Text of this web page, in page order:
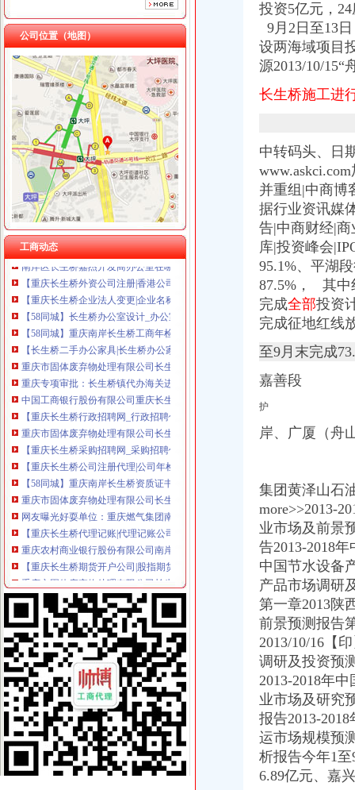
重庆市冰岛科技发展有限公司 渝沙50万 （进出口权）
重庆华康假肢矫形有限公司 渝中120万 （增资）
公司位置（地图）
工商动态
长生桥办公司
中国长生桥表面处理黄页|名录_中国长生桥表面处理公司|厂家-八方资
长政办〔2016〕124号长垣县人民办公室关于印发长垣县2016年今
【广东长宏路桥有限公司办公环境】广东长宏路桥有限公司工作环境如
中国长跨度铝合金天桥——北京东单北天桥开通_深圳新闻网
非洲小伙挂帅温江“洋河长”有空就巡河爱管“闲事儿”_央广网
长生桥-搜百科
重庆市固体废弃物处理有限公司长生桥垃圾卫生填埋场_【电话地址_招
南岸区长生桥嘉杰开发商办公室在哪的？-买房-房天下问答
【重庆长生桥外资公司注册|香港公司注册|离岸公司注册】-重庆赶集网
【重庆长生桥企业法人变更|企业名称变更|企业地址变更】-重庆赶集网
【58同城】长生桥办公室设计_办公室装修公司_办公室装修价格
【58同城】重庆南岸长生桥工商年检_工商营业执照年检
【长生桥二手办公家具|长生桥办公家具公司】-今题长生桥办公家具网
重庆市固体废弃物处理有限公司长生桥垃圾卫生填埋场
重庆专项审批：长生桥镇代办海关进出口许可\餐饮服务许可\道路运输-
中国工商银行股份有限公司重庆长生桥支行
【重庆长生桥行政招聘网_行政招聘信息】-重庆智联招聘
重庆市固体废弃物处理有限公司长生桥垃圾卫生填埋场联系方式_信用
【重庆长生桥采购招聘网_采购招聘信息】-重庆智联招聘
【重庆长生桥公司注册代理|公司年检代办|代办注册公司价格】-重庆赶
【58同城】重庆南岸长生桥资质证书办理_企业资质代理_资质代办机构
重庆市固体废弃物处理有限公司长生桥垃圾卫
网友曝光好耍单位：重庆燃气集团南岸分公司长生桥管理站【家佳吧
【重庆长生桥代理记账|代理记账公司|会计代理记账】-重庆赶集网
重庆农村商业银行股份有限公司南岸支行长生桥分理处
【重庆长生桥期货开户公司|股指期货开户】-重庆赶集网
重庆市固体废弃物处理有限公司长生桥垃圾卫生填埋场_重庆市_渝北区
【重庆长生桥接待招聘网_接待招聘信息】-重庆智联招聘
南岸法院举办长生桥法庭便民诉讼网络建设暨便民联络员培训会-重庆
南岸区长生桥/子石宽带安装办理咨询-重庆社区
重庆南岸区长城宽带长生桥营业厅重庆网络布线/WIFI今题网
【重庆长生桥数据分析招聘网_数据分析招聘信息】-重庆智联招聘
中国工商银行股份有限公司重庆长生桥支行联系方式_信用报告_工商信
长生桥垃圾填埋场_重庆市公开信箱
【58同城】重庆南岸长生桥煤炭配送公司_长生桥煤炭配送中心
【长生桥职业经理人认证培训】-今题长生桥职业经理人认证培训网
重庆企业公关：长生桥电信分局茶园新区电信分局经开区电信分局-
固体废弃物处理及技术服务-重庆市固体废弃物处理有限公司长生桥垃
长生桥镇桃花桥社区举办届社区运动会_桃花桥居委会_新浪博客
中国建设银行股份有限公司重庆南岸长生桥支行联系方式_信用报告_
投资5亿元，
9月2日至13
设两海域项目
源2013/10/15“
长生桥施工进
中转码头、日
并重组|中商博
据行业资讯媒
告|中商财经|
库|投资峰会
95.1%、平湖
87.5%， 其中
完成全部投资
完成征地红线
至9月末完成
嘉善段
护
岸、广厦（舟
集团黄泽山石
more>>2013-
业市场及前景
告2013-2018
中国节水设备
产品市场调研
第一章2013陕
前景预测报告
2013/10/16【
调研及投资预
2013-2018年
业市场及研究
报告2013-
运市场规模预
析报告今年1
6.89亿元、嘉